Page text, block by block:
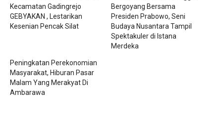
Kecamatan Gadingrejo
GEBYAKAN , Lestarikan
Kesenian Pencak Silat
Bergoyang Bersama
Presiden Prabowo, Seni
Budaya Nusantara Tampil
Spektakuler di Istana
Merdeka
Peningkatan Perekonomian
Masyarakat, Hiburan Pasar
Malam Yang Merakyat Di
Ambarawa